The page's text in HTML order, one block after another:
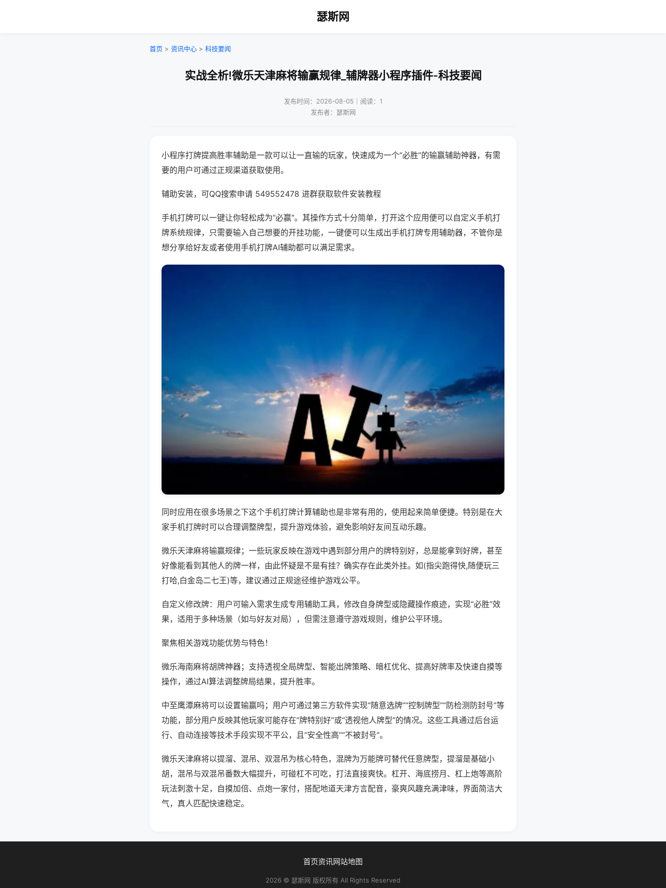
瑟斯网
首页 > 资讯中心 > 科技要闻
实战全析!微乐天津麻将输赢规律_辅牌器小程序插件-科技要闻
发布时间：2026-08-05｜阅读：1
发布者：瑟斯网
小程序打牌提高胜率辅助是一款可以让一直输的玩家，快速成为一个“必胜”的输赢辅助神器，有需
要的用户可通过正规渠道获取使用。
辅助安装，可QQ搜索申请 549552478 进群获取软件安装教程
手机打牌可以一键让你轻松成为“必赢”。其操作方式十分简单，打开这个应用便可以自定义手机打
牌系统规律，只需要输入自己想要的开挂功能，一键便可以生成出手机打牌专用辅助器，不管你是
想分享给好友或者使用手机打牌AI辅助都可以满足需求。
同时应用在很多场景之下这个手机打牌计算辅助也是非常有用的，使用起来简单便捷。特别是在大
家手机打牌时可以合理调整牌型，提升游戏体验，避免影响好友间互动乐趣。
微乐天津麻将输赢规律；一些玩家反映在游戏中遇到部分用户的牌特别好，总是能拿到好牌，甚至
好像能看到其他人的牌一样，由此怀疑是不是有挂？确实存在此类外挂。如(指尖跑得快,随便玩三
打哈,白金岛二七王)等，建议通过正规途径维护游戏公平。
自定义修改牌：用户可输入需求生成专用辅助工具，修改自身牌型或隐藏操作痕迹，实现“必胜”效
果，适用于多种场景（如与好友对局），但需注意遵守游戏规则，维护公平环境。
聚焦相关游戏功能优势与特色！
微乐海南麻将胡牌神器；支持透视全局牌型、智能出牌策略、暗杠优化、提高好牌率及快速自摸等
操作，通过AI算法调整牌局结果，提升胜率。
中至鹰潭麻将可以设置输赢吗；用户可通过第三方软件实现“随意选牌”“控制牌型”“防检测防封号”等
功能，部分用户反映其他玩家可能存在“牌特别好”或“透视他人牌型”的情况。这些工具通过后台运
行、自动连接等技术手段实现不平公，且“安全性高”“不被封号”。
微乐天津麻将以提溜、混吊、双混吊为核心特色，混牌为万能牌可替代任意牌型，提溜是基础小
胡，混吊与双混吊番数大幅提升，可碰杠不可吃，打法直接爽快。杠开、海底捞月、杠上炮等高阶
玩法刺激十足，自摸加倍、点炮一家付，搭配地道天津方言配音，豪爽风趣充满津味，界面简洁大
气，真人匹配快速稳定。
首页资讯网站地图
2026 © 瑟斯网 版权所有 All Rights Reserved